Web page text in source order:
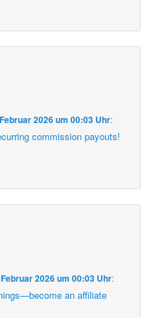
2026 um 00:03 Uhr:
commission payouts!
2026 um 00:03 Uhr:
an affiliate